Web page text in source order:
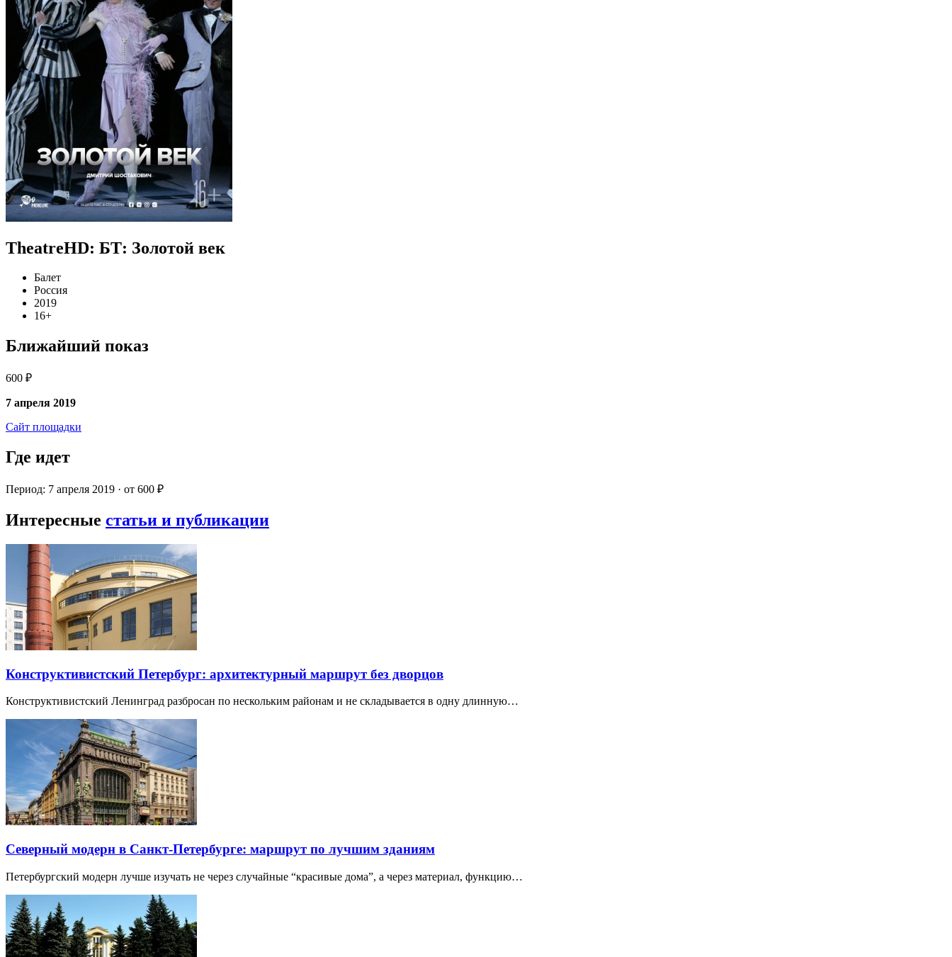
TheatreHD: БТ: Золотой век
Балет
Россия
2019
16+
Ближайший показ
600 ₽
7 апреля 2019
Сайт площадки
Где идет
Период: 7 апреля 2019 · от 600 ₽
Интересные статьи и публикации
Конструктивистский Петербург: архитектурный маршрут без дворцов
Конструктивистский Ленинград разбросан по нескольким районам и не складывается в одну длинную…
Северный модерн в Санкт-Петербурге: маршрут по лучшим зданиям
Петербургский модерн лучше изучать не через случайные “красивые дома”, а через материал, функцию…